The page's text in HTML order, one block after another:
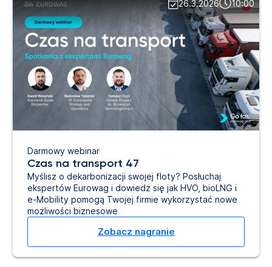
Darmowy webinar
Czas na transport 47
Myślisz o dekarbonizacji swojej floty? Posłuchaj
ekspertów Eurowag i dowiedz się jak HVO, bioLNG i
e-Mobility pomogą Twojej firmie wykorzystać nowe
możliwości biznesowe
Zobacz nagranie
26.3.2026 10:00